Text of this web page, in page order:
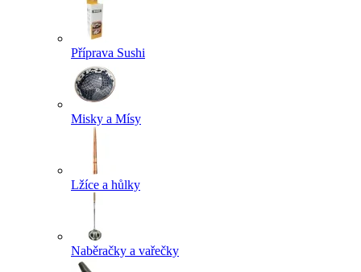
Příprava Sushi
Misky a Mísy
Lžíce a hůlky
Naběračky a vařečky